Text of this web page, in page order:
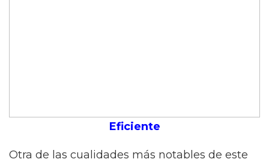
Eficiente
Otra de las cualidades más notables de este